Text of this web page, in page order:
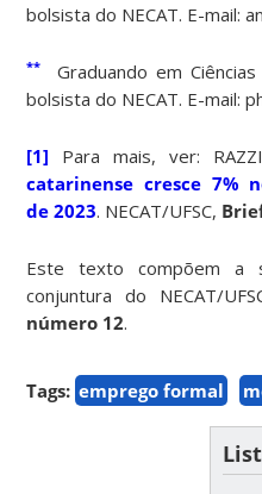
bolsista do NECAT. E-mail:
**
Graduando em
bolsista do NECAT. E-mail:
[1] Para mais, ver:
catarinense cresce 7%
de 2023. NECAT/UFSC,
Este texto compõem a
conjuntura do NECAT/
número 12.
Tags: emprego formal